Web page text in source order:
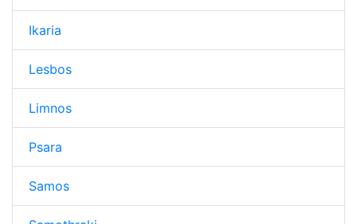
Ikaria
Lesbos
Limnos
Psara
Samos